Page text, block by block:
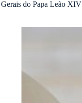
do Papa Leão XIV